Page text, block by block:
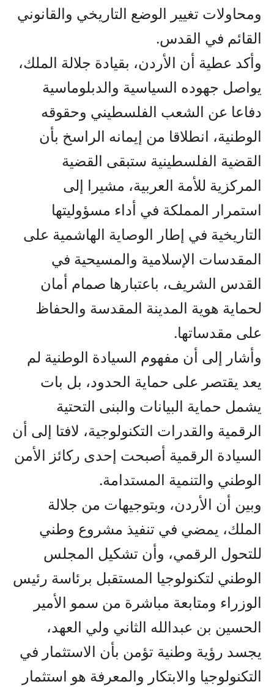
ومحاولات تغيير الوضع التاريخي والقانوني
القائم في القدس.
وأكد عطية أن الأردن، بقيادة جلالة الملك،
يواصل جهوده السياسية والدبلوماسية
دفاعا عن الشعب الفلسطيني وحقوقه
الوطنية، انطلاقا من إيمانه الراسخ بأن
القضية الفلسطينية ستبقى القضية
المركزية للأمة العربية، مشيرا إلى
استمرار المملكة في أداء مسؤوليتها
التاريخية في إطار الوصاية الهاشمية على
المقدسات الإسلامية والمسيحية في
القدس الشريف، باعتبارها صمام أمان
لحماية هوية المدينة المقدسة والحفاظ
على مقدساتها.
وأشار إلى أن مفهوم السيادة الوطنية لم
يعد يقتصر على حماية الحدود، بل بات
يشمل حماية البيانات والبنى التحتية
الرقمية والقدرات التكنولوجية، لافتا إلى أن
السيادة الرقمية أصبحت إحدى ركائز الأمن
الوطني والتنمية المستدامة.
وبين أن الأردن، وبتوجيهات من جلالة
الملك، يمضي في تنفيذ مشروع وطني
للتحول الرقمي، وأن تشكيل المجلس
الوطني لتكنولوجيا المستقبل برئاسة رئيس
الوزراء ومتابعة مباشرة من سمو الأمير
الحسين بن عبدالله الثاني ولي العهد،
يجسد رؤية وطنية تؤمن بأن الاستثمار في
التكنولوجيا والابتكار والمعرفة هو استثمار